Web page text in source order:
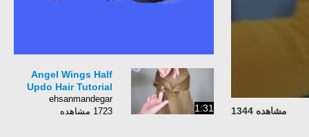
مشاهده 1344 1:31
Angel Wings Half
Updo Hair Tutorial
ehsanmandegar
1723 مشاهده